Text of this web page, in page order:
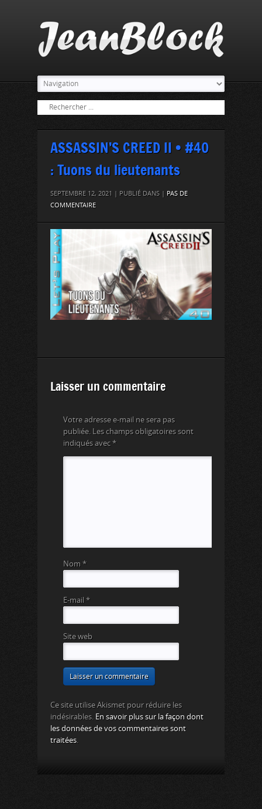
ASSASSIN’S CREED II • #40
: Tuons du lieutenants
SEPTEMBRE 12, 2021 | PUBLIÉ DANS | PAS DE
COMMENTAIRE
Laisser un commentaire
Votre adresse e-mail ne sera pas
publiée. Les champs obligatoires sont
indiqués avec *
Nom *
E-mail *
Site web
Ce site utilise Akismet pour réduire les
indésirables. En savoir plus sur la façon dont
les données de vos commentaires sont
traitées.